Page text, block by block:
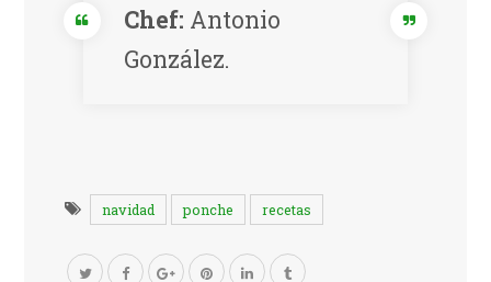
Chef: Antonio
González.
navidad ponche recetas